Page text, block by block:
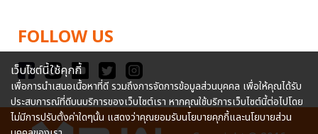
FOLLOW US
เว็บไซต์นี้ใช้คุกกี้
เพื่อการนำเสนอเนื้อหาที่ดี รวมถึงการจัดการข้อมูลส่วนบุคคล เพื่อให้คุณได้รับ
ประสบการณ์ที่ดีบนบริการของเว็บไซต์เรา หากคุณใช้บริการเว็บไซต์นี้ต่อไปโดย
ไม่มีการปรับตั้งค่าใดๆนั้น แสดงว่าคุณยอมรับนโยบายคุกกี้และนโยบายส่วน